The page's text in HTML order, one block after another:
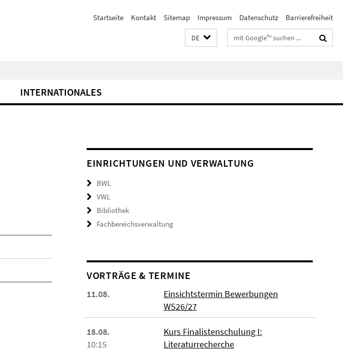
Startseite Kontakt Sitemap Impressum Datenschutz Barrierefreiheit
DE Suchbegriffe
INTERNATIONALES
EINRICHTUNGEN UND VERWALTUNG
BWL
VWL
Bibliothek
Fachbereichsverwaltung
VORTRÄGE & TERMINE
11.08.
Einsichtstermin Bewerbungen
WS26/27
18.08.
10:15
Kurs Finalistenschulung I:
Literaturrecherche